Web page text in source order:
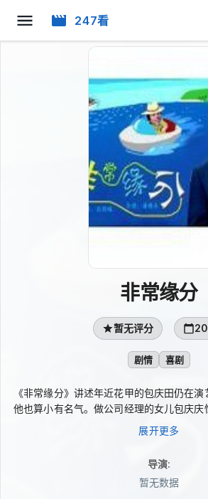
247看
非常缘分
暂无评分
剧情 喜剧
《非常缘分》讲述年近花甲的包庆田仍在
他也算小有名气。做公司经理的女儿包庆庆
亲再动婚娶、寻老伴的念头。偏偏包庆田收
邀请，在爱徒瘦马、胖朱的撺掇下，悄悄与
分展开故事。
展开更多
导演:
暂无数据